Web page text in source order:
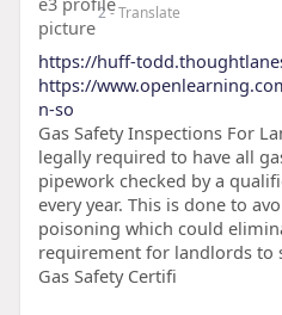
2- Translate
https://huff-
https://
n-so
Gas Safety Inspections For
legally required to have all
pipework checked by a
every year. This is done to
poisoning which could
requirement for landlords to
Gas Safety Certifi